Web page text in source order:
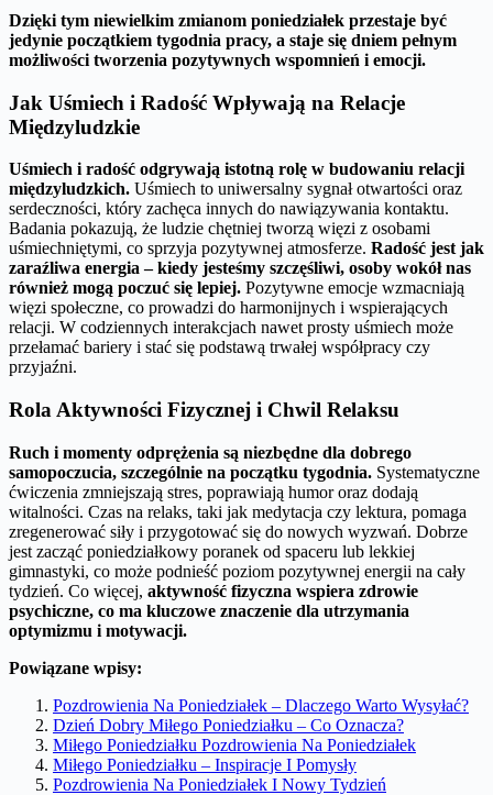
Dzięki tym niewielkim zmianom poniedziałek przestaje być
jedynie początkiem tygodnia pracy, a staje się dniem pełnym
możliwości tworzenia pozytywnych wspomnień i emocji.
Jak Uśmiech i Radość Wpływają na Relacje
Międzyludzkie
Uśmiech i radość odgrywają istotną rolę w budowaniu relacji
międzyludzkich. Uśmiech to uniwersalny sygnał otwartości oraz
serdeczności, który zachęca innych do nawiązywania kontaktu.
Badania pokazują, że ludzie chętniej tworzą więzi z osobami
uśmiechniętymi, co sprzyja pozytywnej atmosferze. Radość jest jak
zaraźliwa energia – kiedy jesteśmy szczęśliwi, osoby wokół nas
również mogą poczuć się lepiej. Pozytywne emocje wzmacniają
więzi społeczne, co prowadzi do harmonijnych i wspierających
relacji. W codziennych interakcjach nawet prosty uśmiech może
przełamać bariery i stać się podstawą trwałej współpracy czy
przyjaźni.
Rola Aktywności Fizycznej i Chwil Relaksu
Ruch i momenty odprężenia są niezbędne dla dobrego
samopoczucia, szczególnie na początku tygodnia. Systematyczne
ćwiczenia zmniejszają stres, poprawiają humor oraz dodają
witalności. Czas na relaks, taki jak medytacja czy lektura, pomaga
zregenerować siły i przygotować się do nowych wyzwań. Dobrze
jest zacząć poniedziałkowy poranek od spaceru lub lekkiej
gimnastyki, co może podnieść poziom pozytywnej energii na cały
tydzień. Co więcej, aktywność fizyczna wspiera zdrowie
psychiczne, co ma kluczowe znaczenie dla utrzymania
optymizmu i motywacji.
Powiązane wpisy:
Pozdrowienia Na Poniedziałek – Dlaczego Warto Wysyłać?
Dzień Dobry Miłego Poniedziałku – Co Oznacza?
Miłego Poniedziałku Pozdrowienia Na Poniedziałek
Miłego Poniedziałku – Inspiracje I Pomysły
Pozdrowienia Na Poniedziałek I Nowy Tydzień